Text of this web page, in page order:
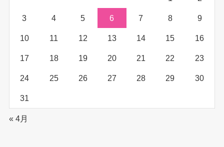
3 4 5 6 7 8 9
10 11 12 13 14 15 16
17 18 19 20 21 22 23
24 25 26 27 28 29 30
31
« 4月